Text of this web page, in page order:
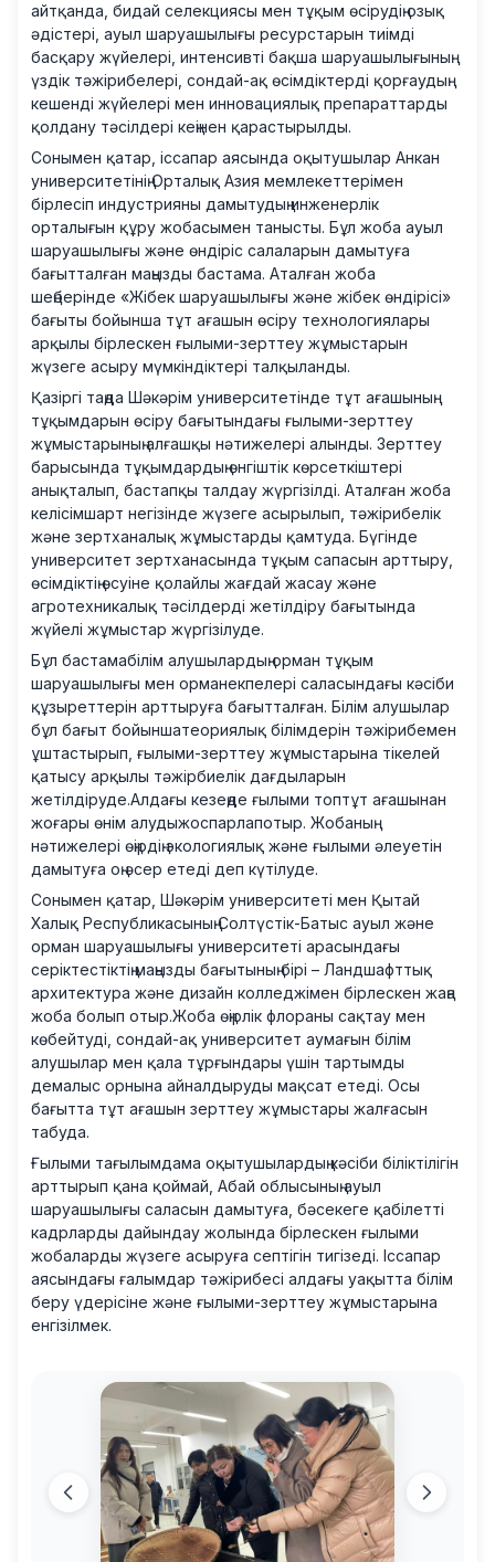
айтқанда, бидай селекциясы мен тұқым өсірудің озық
әдістері, ауыл шаруашылығы ресурстарын тиімді
басқару жүйелері, интенсивті бақша шаруашылығының
үздік тәжірибелері, сондай-ақ өсімдіктерді қорғаудың
кешенді жүйелері мен инновациялық препараттарды
қолдану тәсілдері кеңінен қарастырылды.
Сонымен қатар, іссапар аясында оқытушылар Анкан
университетінің Орталық Азия мемлекеттерімен
бірлесіп индустрияны дамытудың инженерлік
орталығын құру жобасымен танысты. Бұл жоба ауыл
шаруашылығы және өндіріс салаларын дамытуға
бағытталған маңызды бастама. Аталған жоба
шеңберінде «Жібек шаруашылығы және жібек өндірісі»
бағыты бойынша тұт ағашын өсіру технологиялары
арқылы бірлескен ғылыми-зерттеу жұмыстарын
жүзеге асыру мүмкіндіктері талқыланды.
Қазіргі таңда Шәкәрім университетінде тұт ағашының
тұқымдарын өсіру бағытындағы ғылыми-зерттеу
жұмыстарының алғашқы нәтижелері алынды. Зерттеу
барысында тұқымдардың өнгіштік көрсеткіштері
анықталып, бастапқы талдау жүргізілді. Аталған жоба
келісімшарт негізінде жүзеге асырылып, тәжірибелік
және зертханалық жұмыстарды қамтуда. Бүгінде
университет зертханасында тұқым сапасын арттыру,
өсімдіктің өсуіне қолайлы жағдай жасау және
агротехникалық тәсілдерді жетілдіру бағытында
жүйелі жұмыстар жүргізілуде.
Бұл бастамабілім алушылардың орман тұқым
шаруашылығы мен орманекпелері саласындағы кәсіби
құзыреттерін арттыруға бағытталған. Білім алушылар
бұл бағыт бойыншатеориялық білімдерін тәжірибемен
ұштастырып, ғылыми-зерттеу жұмыстарына тікелей
қатысу арқылы тәжірбиелік дағдыларын
жетілдіруде.Алдағы кезеңде ғылыми топтұт ағашынан
жоғары өнім алудыжоспарлапотыр. Жобаның
нәтижелері өңірдің экологиялық және ғылыми әлеуетін
дамытуға оң әсер етеді деп күтілуде.
Сонымен қатар, Шәкәрім университеті мен Қытай
Халық Республикасының Солтүстік-Батыс ауыл және
орман шаруашылығы университеті арасындағы
серіктестіктің маңызды бағытының бірі – Ландшафттық
архитектура және дизайн колледжімен бірлескен жаңа
жоба болып отыр.Жоба өңірлік флораны сақтау мен
көбейтуді, сондай-ақ университет аумағын білім
алушылар мен қала тұрғындары үшін тартымды
демалыс орнына айналдыруды мақсат етеді. Осы
бағытта тұт ағашын зерттеу жұмыстары жалғасын
табуда.
Ғылыми тағылымдама оқытушылардың кәсіби біліктілігін
арттырып қана қоймай, Абай облысының ауыл
шаруашылығы саласын дамытуға, бәсекеге қабілетті
кадрларды дайындау жолында бірлескен ғылыми
жобаларды жүзеге асыруға септігін тигізеді. Іссапар
аясындағы ғалымдар тәжірибесі алдағы уақытта білім
беру үдерісіне және ғылыми-зерттеу жұмыстарына
енгізілмек.